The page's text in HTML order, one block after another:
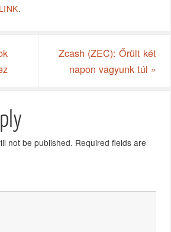
.
Zcash (ZEC): Őrült két
napon vagyunk túl »
not be published. Required fields are